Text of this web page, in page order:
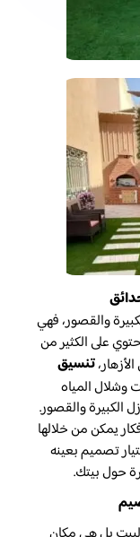
والقصور، فهي
على الكثير من
تنسيق
وشلال المياه
الكبيرة والقصور.
يمكن من خلالها
تصميم بعينه
حول بيتك.